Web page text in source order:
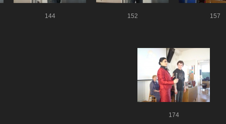
144 152 157
174